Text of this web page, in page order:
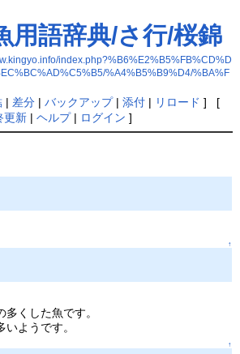
用語辞典/さ行/桜錦
index.php?%B6%E2%B5%FB%CD%D
%A4%B5%B9%D4/%BA%F
| 差分| バックアップ| 添付| リロード ] [
更新| ヘルプ| ログイン ]
↑
くした魚です。
ようです。
↑